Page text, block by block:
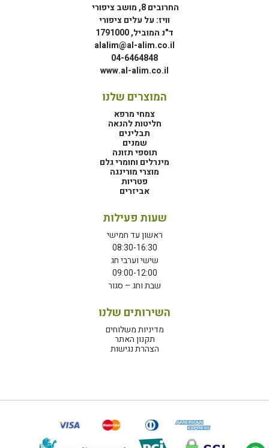
החרובים 8, מושב ציפורי
וויז: על עלים ציפורי
ד"נ המוביל, 1791000
alalim@al-alim.co.il
04-6464848
www.al-alim.co.il
המוצרים שלנו
צמחי מרפא
חליטות להנאה
תבלינים
שמנים
תוספי תזונה
מינרלים וחומרי גלם
מוצרי מורינגה
פטריות
אביזרים
שעות פעילות
ראשון עד חמישי
08:30-16:30
שישי וערבי חג
09:00-12:00
שבת וחג – סגור
השירותים שלנו
מדיניות משלוחים
תקנון האתר
הצהרת נגישות